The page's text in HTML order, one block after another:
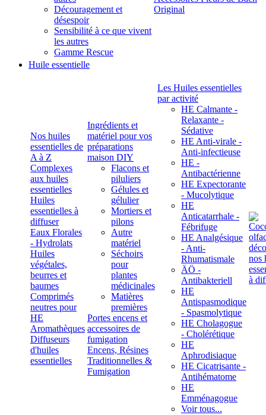
Découragement et
désespoir
Sensibilité à ce que vivent
les autres
Gamme Rescue
Original
Huile essentielle
Nos huiles
essentielles de
A à Z
Complexes
aux huiles
essentielles
Huiles
essentielles à
diffuser
Eaux Florales
- Hydrolats
Huiles
végétales,
beurres et
baumes
Comprimés
neutres pour
HE
Aromathèques
Diffuseurs
d'huiles
essentielles
Ingrédients et
matériel pour vos
préparations
maison DIY
Flacons et
piluliers
Gélules et
gélulier
Mortiers et
pilons
Autre
matériel
Séchoirs
pour
plantes
médicinales
Matières
premières
Portes encens et
accessoires de
fumigation
Encens, Résines
Traditionnelles &
Fumigation
Les Huiles essentielles
par activité
HE Calmante -
Relaxante -
Sédative
HE Anti-virale -
Anti-infectieuse
HE -
Antibactérienne
HE Expectorante
- Mucolytique
HE
Anticatarrhale -
Fébrifuge
HE Analgésique
- Anti-
Rhumatismale
ÄÖ -
Antibakteriell
HE
Antispasmodique
- Spasmolytique
HE Cholagogue
- Cholérétique
HE
Aphrodisiaque
HE Cicatrisante -
Antihématome
HE
Emménagogue
Voir tous...